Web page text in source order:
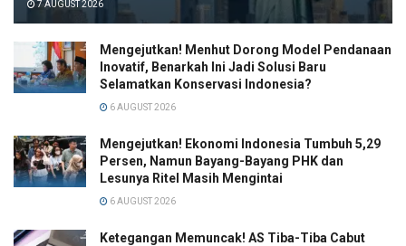
7 AUGUST 2026
Mengejutkan! Menhut Dorong Model Pendanaan
Inovatif, Benarkah Ini Jadi Solusi Baru
Selamatkan Konservasi Indonesia?
6 AUGUST 2026
Mengejutkan! Ekonomi Indonesia Tumbuh 5,29
Persen, Namun Bayang-Bayang PHK dan
Lesunya Ritel Masih Mengintai
6 AUGUST 2026
Ketegangan Memuncak! AS Tiba-Tiba Cabut